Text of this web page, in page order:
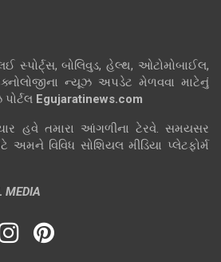
સ્પોર્ટ્સ, બોલિવુડ, હેલ્થ, ઓટોમોબાઈલ,
ન્યૂઝ અપડેટ મેળવવા માટેનું
Egujaratinews.com
હવે તમારા આંગળીના ટેરવે. સમયસર
વિવિધ સોશિયલ મીડિયા પ્લેટફોર્મ
MEDIA